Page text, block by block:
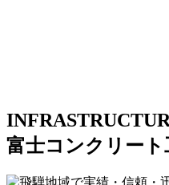
富士コンクリート